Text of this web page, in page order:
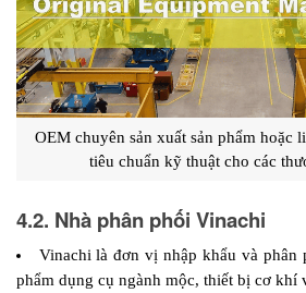
OEM chuyên sản xuất sản phẩm hoặc
tiêu chuẩn kỹ thuật cho các
4.2. Nhà phân phối Vinachi
Vinachi là đơn vị nhập khẩu và phân
phẩm dụng cụ ngành mộc, thiết bị cơ khí